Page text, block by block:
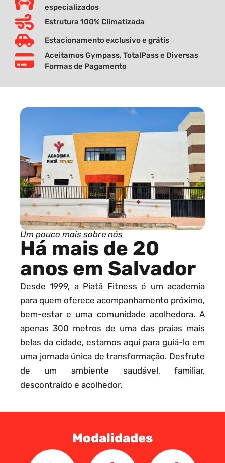
especializados
Estrutura 100% Climatizada
Estacionamento exclusivo e grátis
Aceitamos Gympass, TotalPass e Diversas
Formas de Pagamento
Um pouco mais sobre nós
Há mais de 20
anos em Salvador
Desde 1999, a Piatã Fitness é um academia
para quem oferece acompanhamento próximo,
bem-estar e uma comunidade acolhedora. A
apenas 300 metros de uma das praias mais
belas da cidade, estamos aqui para guiá-lo em
uma jornada única de transformação. Desfrute
de um ambiente saudável, familiar,
descontraído e acolhedor.
Modalidades